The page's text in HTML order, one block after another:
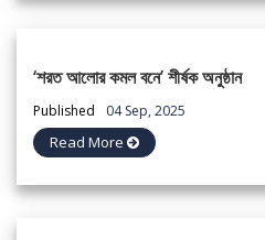
‘শরত আলোর কমল বনে’ শীর্ষক অনুষ্ঠান
Published 04 Sep, 2025
Read More